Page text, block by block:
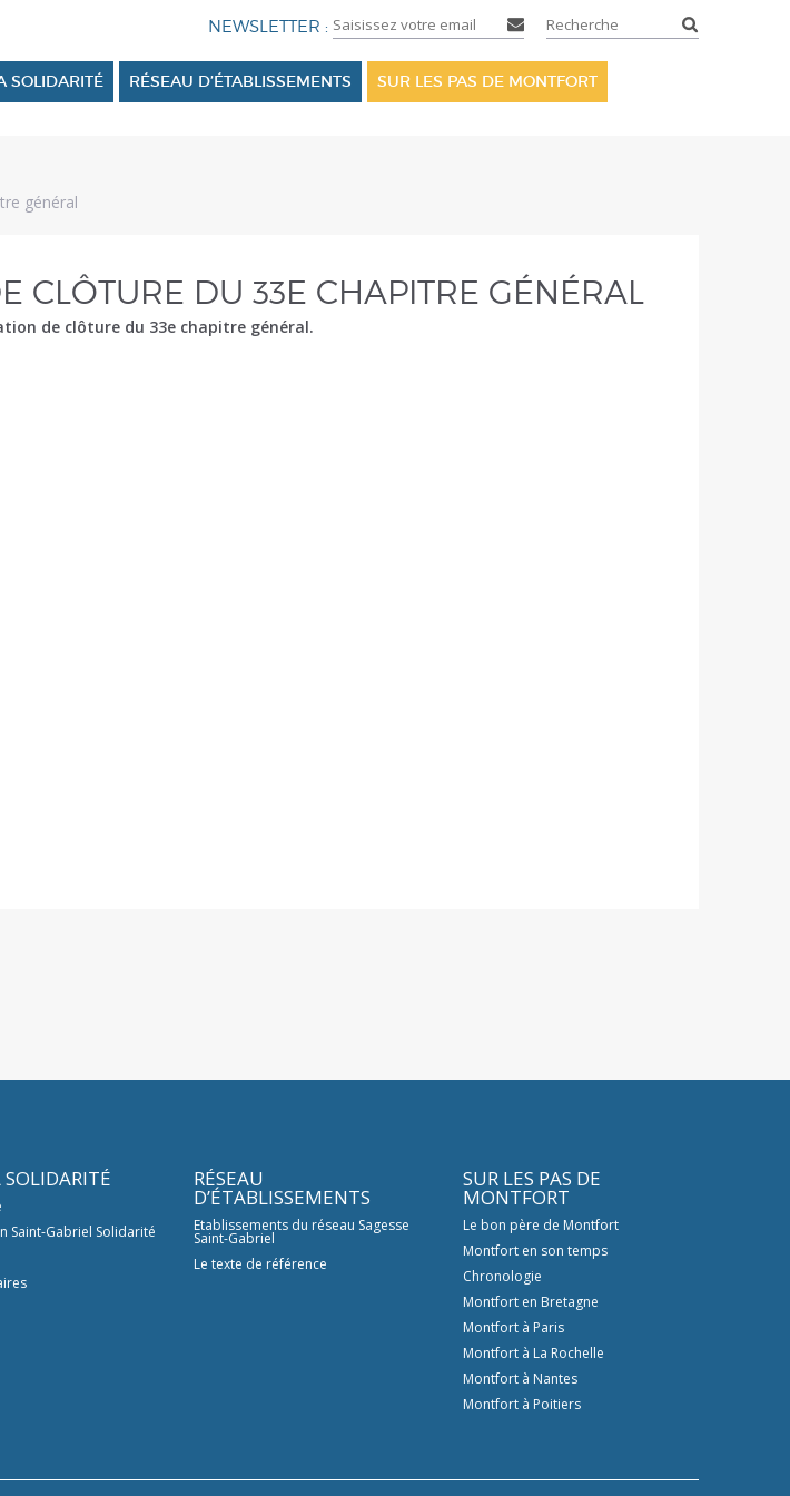
SOLIDARITÉ RÉSEAU D’ÉTABLISSEMENTS SUR LES PAS DE MONTFORT
général
CLÔTURE DU 33E CHAPITRE GÉNÉRAL
de clôture du 33e chapitre général.
SOLIDARITÉ
Saint-Gabriel Solidarité
RÉSEAU
D’ÉTABLISSEMENTS
Etablissements du réseau Sagesse
Saint-Gabriel
Le texte de référence
SUR LES PAS DE
MONTFORT
Le bon père de Montfort
Montfort en son temps
Chronologie
Montfort en Bretagne
Montfort à Paris
Montfort à La Rochelle
Montfort à Nantes
Montfort à Poitiers